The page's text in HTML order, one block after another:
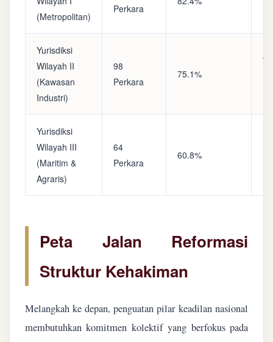
(Metropolitan)
Perkara
Yurisdiksi
Wilayah II
(Kawasan
Industri)
98
Perkara
75.1%
Yurisdiksi
Wilayah III
(Maritim &
Agraris)
64
Perkara
60.8%
Peta Jalan Reformasi
Struktur Kehakiman
Melangkah ke depan, penguatan pilar keadilan nasional
membutuhkan komitmen kolektif yang berfokus pada